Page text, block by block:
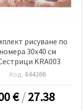
рисуване по
номера 30x40 см
KRA003
Код: 844266
€/27.38